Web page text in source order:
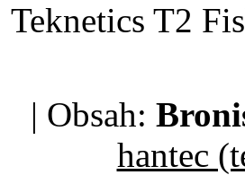
Teknetics T2
| Obsah:
hantec